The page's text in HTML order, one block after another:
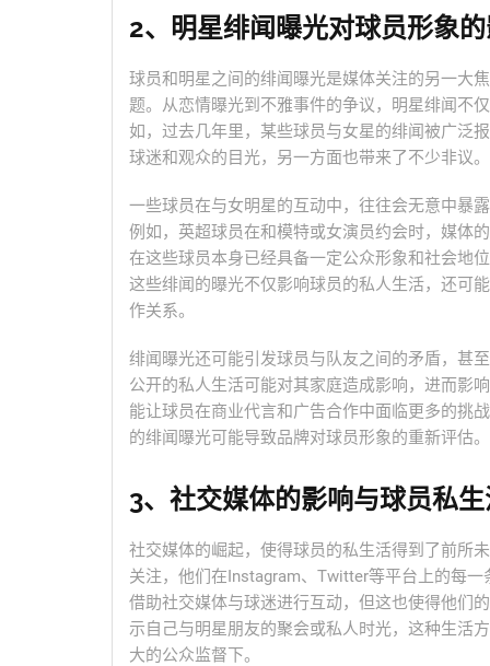
2、明星绯闻曝光对球员形象
球员和明星之间的绯闻曝光是媒体关注的另一大
题。从恋情曝光到不雅事件的争议，明星绯闻不
如，过去几年里，某些球员与女星的绯闻被广泛
球迷和观众的目光，另一方面也带来了不少非议。
一些球员在与女明星的互动中，往往会无意中暴
例如，英超球员在和模特或女演员约会时，媒体
在这些球员本身已经具备一定公众形象和社会地
这些绯闻的曝光不仅影响球员的私人生活，还可
作关系。
绯闻曝光还可能引发球员与队友之间的矛盾，甚
公开的私人生活可能对其家庭造成影响，进而影
能让球员在商业代言和广告合作中面临更多的挑
的绯闻曝光可能导致品牌对球员形象的重新评估。
3、社交媒体的影响与球员私
社交媒体的崛起，使得球员的私生活得到了前所
关注，他们在Instagram、Twitter等平台上的每
借助社交媒体与球迷进行互动，但这也使得他们
示自己与明星朋友的聚会或私人时光，这种生活
大的公众监督下。